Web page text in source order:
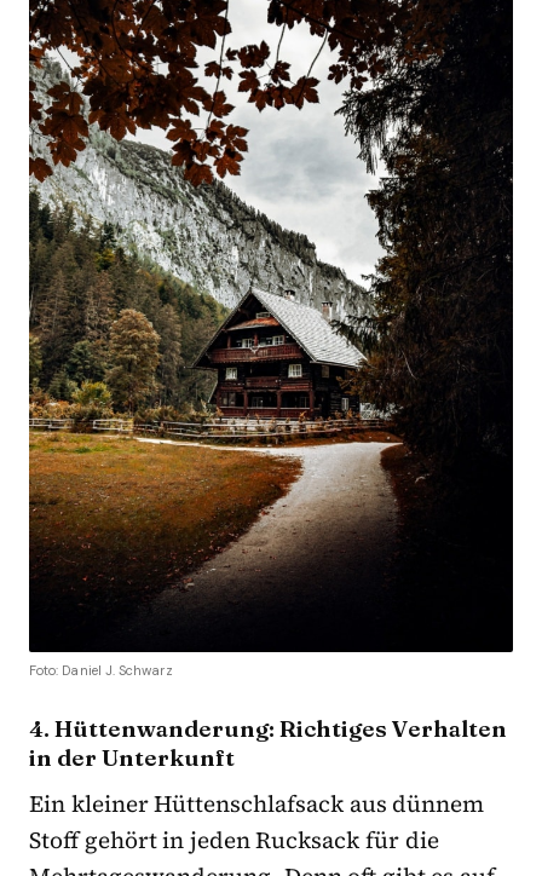
Foto: Daniel J. Schwarz
4. Hüttenwanderung: Richtiges Verhalten
in der Unterkunft
Ein kleiner Hüttenschlafsack aus dünnem
Stoff gehört in jeden Rucksack für die